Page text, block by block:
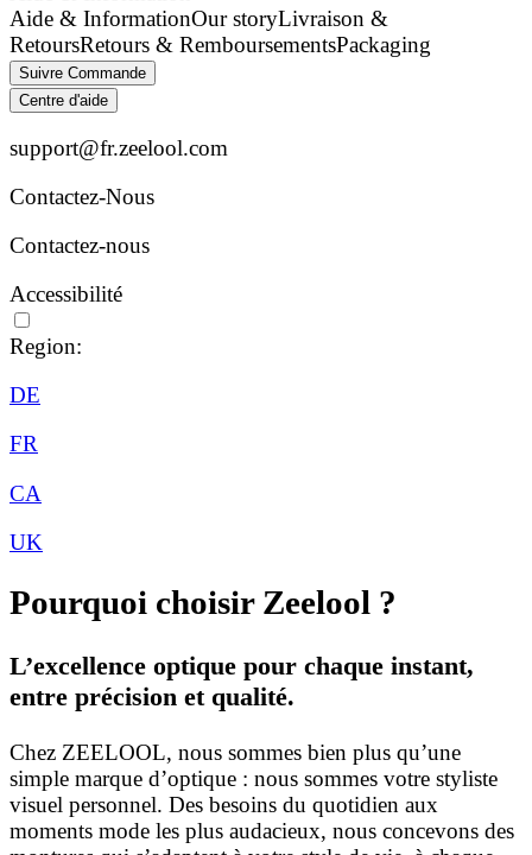
Aide & InformationOur storyLivraison &
RetoursRetours & RemboursementsPackaging
Suivre Commande
Centre d'aide
support@fr.zeelool.com
Contactez-Nous​
Contactez-nous
Accessibilité
Region:
DE
FR
CA
UK
Pourquoi choisir Zeelool ?
L’excellence optique pour chaque instant,
entre précision et qualité.
Chez ZEELOOL, nous sommes bien plus qu’une
simple marque d’optique : nous sommes votre styliste
visuel personnel. Des besoins du quotidien aux
moments mode les plus audacieux, nous concevons des